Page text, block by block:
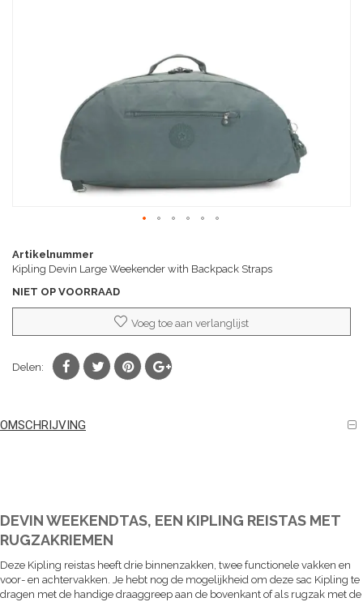
naar
het
van
de
gallerij
Artikelnummer
Kipling Devin Large Weekender with Backpack Straps
NIET OP VOORRAAD
Voeg toe aan verlanglijst
Delen:
OMSCHRIJVING
DEVIN WEEKENDTAS, EEN KIPLING REISTAS MET
RUGZAKRIEMEN
Deze Kipling reistas heeft drie binnenzakken, twee functionele vakken en
voor- en achtervakken. Je hebt nog de mogelijkheid om deze sac Kipling te
dragen met de handige draaggreep aan de bovenkant of als rugzak met de